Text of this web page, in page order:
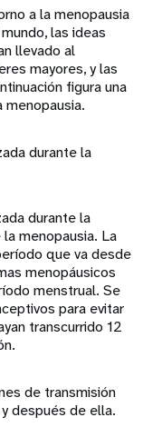
a la menopausia
las ideas
llevado al
mayores, y las
figura una
durante la
durante la
menopausia. La
que va desde
menopáusicos
menstrual. Se
para evitar
transcurrido 12
de transmisión
después de ella.